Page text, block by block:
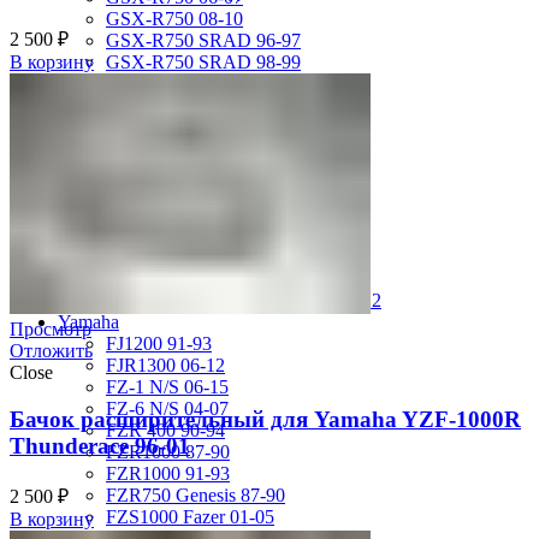
GSX-R750 08-10
GSX-R750 SRAD 96-97
GSX-R750 SRAD 98-99
VZ400 Desperado Winder 99-00
VZ800 Intruder M800 05-11
VZR1800 Boulevard M109R 06-12
Yamaha
FJ1200 91-93
FJR1300 06-12
FZ-1 N/S 06-15
FZ-6 N/S 04-07
FZR 400 90-94
FZR1000 87-90
FZR1000 91-93
FZR750 Genesis 87-90
FZS1000 Fazer 01-05
2 500 ₽
В корзину
Просмотр
Отложить
Close
Бачок расширительный для Yamaha YZF-1000R
Thunderace 96-01
2 500 ₽
В корзину